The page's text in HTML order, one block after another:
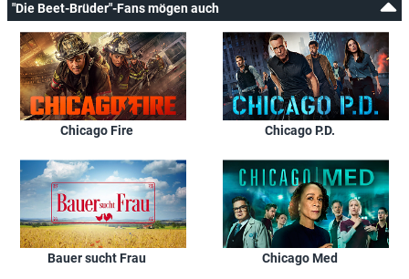
"Die Beet-Brüder"-Fans mögen auch
Chicago Fire Chicago P.D.
Bauer sucht Frau Chicago Med